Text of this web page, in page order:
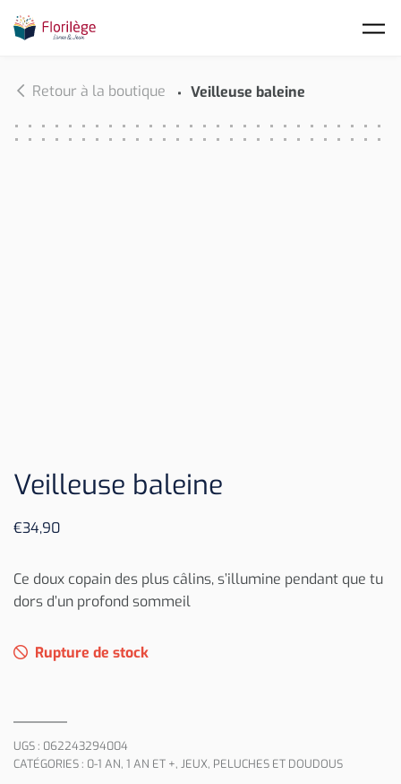
Retour à la boutique Veilleuse baleine
Veilleuse baleine
€34,90
Ce doux copain des plus câlins, s’illumine pendant que tu
dors d’un profond sommeil
Rupture de stock
UGS : 062243294004
CATÉGORIES : 0-1 AN, 1 AN ET +, JEUX, PELUCHES ET DOUDOUS